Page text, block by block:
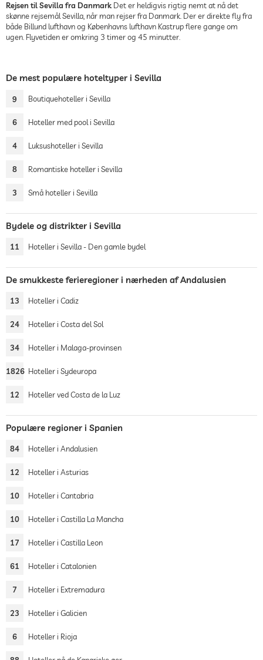
Rejsen til Sevilla fra Danmark Det er heldigvis rigtig nemt at nå det
skønne rejsemål Sevilla, når man rejser fra Danmark. Der er direkte fly fra
både Billund lufthavn og Københavns lufthavn Kastrup flere gange om
ugen. Flyvetiden er omkring 3 timer og 45 minutter.
De mest populære hoteltyper i Sevilla
9 Boutiquehoteller i Sevilla
6 Hoteller med pool i Sevilla
4 Luksushoteller i Sevilla
8 Romantiske hoteller i Sevilla
3 Små hoteller i Sevilla
Bydele og distrikter i Sevilla
11 Hoteller i Sevilla - Den gamle bydel
De smukkeste ferieregioner i nærheden af Andalusien
13 Hoteller i Cadiz
24 Hoteller i Costa del Sol
34 Hoteller i Malaga-provinsen
1826 Hoteller i Sydeuropa
12 Hoteller ved Costa de la Luz
Populære regioner i Spanien
84 Hoteller i Andalusien
12 Hoteller i Asturias
10 Hoteller i Cantabria
10 Hoteller i Castilla La Mancha
17 Hoteller i Castilla Leon
61 Hoteller i Catalonien
7 Hoteller i Extremadura
23 Hoteller i Galicien
6 Hoteller i Rioja